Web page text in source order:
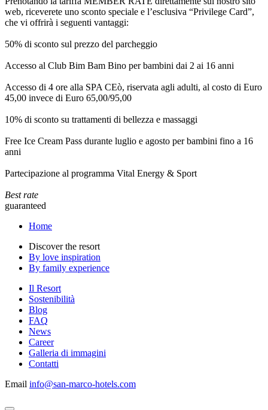
web, riceverete uno sconto speciale e l’esclusiva “Privilege Card”,
che vi offrirà i seguenti vantaggi:
50% di sconto sul prezzo del parcheggio
Accesso al Club Bim Bam Bino per bambini dai 2 ai 16 anni
Accesso di 4 ore alla SPA CEò, riservata agli adulti, al costo di Euro
45,00 invece di Euro 65,00/95,00
10% di sconto su trattamenti di bellezza e massaggi
Free Ice Cream Pass durante luglio e agosto per bambini fino a 16
anni
Partecipazione al programma Vital Energy & Sport
Best rate
guaranteed
Home
Discover the resort
By love inspiration
By family experience
Il Resort
Sostenibilità
Blog
FAQ
News
Career
Galleria di immagini
Contatti
Email info@san-marco-hotels.com